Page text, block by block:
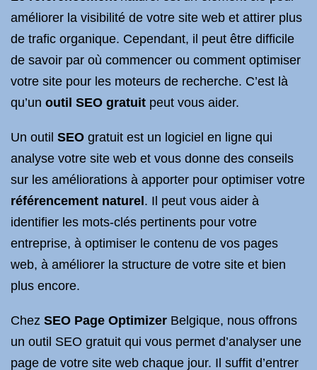
améliorer la visibilité de votre site web et attirer plus
de trafic organique. Cependant, il peut être difficile
de savoir par où commencer ou comment optimiser
votre site pour les moteurs de recherche. C’est là
qu’un outil SEO gratuit peut vous aider.
Un outil SEO gratuit est un logiciel en ligne qui
analyse votre site web et vous donne des conseils
sur les améliorations à apporter pour optimiser votre
référencement naturel . Il peut vous aider à
identifier les mots-clés pertinents pour votre
entreprise, à optimiser le contenu de vos pages
web, à améliorer la structure de votre site et bien
plus encore.
Chez SEO Page Optimizer Belgique, nous offrons
un outil SEO gratuit qui vous permet d’analyser une
page de votre site web chaque jour. Il suffit d’entrer